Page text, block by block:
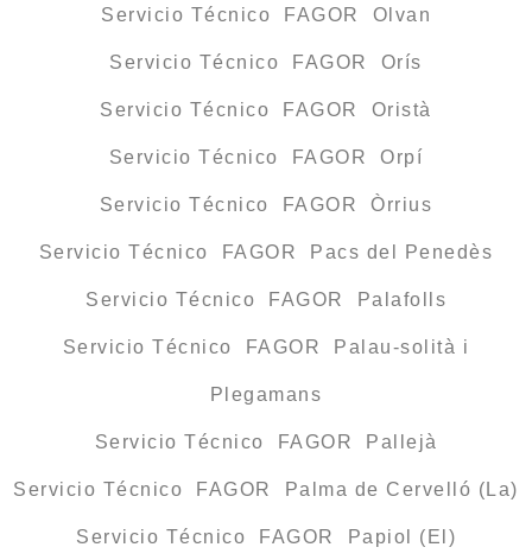
Servicio Técnico FAGOR Olvan
Servicio Técnico FAGOR Orís
Servicio Técnico FAGOR Oristà
Servicio Técnico FAGOR Orpí
Servicio Técnico FAGOR Òrrius
Servicio Técnico FAGOR Pacs del Penedès
Servicio Técnico FAGOR Palafolls
Servicio Técnico FAGOR Palau-solità i
Plegamans
Servicio Técnico FAGOR Pallejà
Servicio Técnico FAGOR Palma de Cervelló (La)
Servicio Técnico FAGOR Papiol (El)